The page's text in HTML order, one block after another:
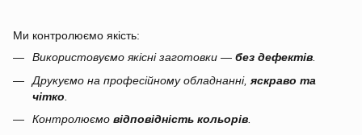
Ми контролюємо якість:
Використовуємо якісні заготовки — без дефектів
Друкуємо на професійному обладнанні, яскраво та
чітко
Контролюємо відповідність кольорів